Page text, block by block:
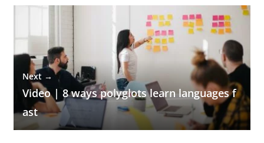
Next →
Video | 8 ways polyglots learn languages f
ast